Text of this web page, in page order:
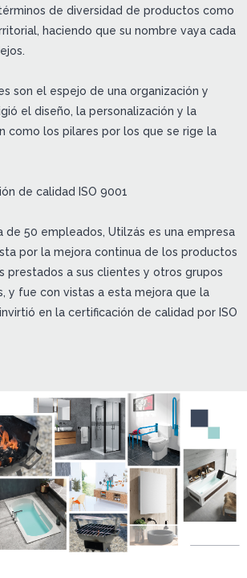
de diversidad de productos como
haciendo que su nombre vaya cada
son el espejo de una organización y
el diseño, la personalización y la
como los pilares por los que se rige la
de calidad ISO 9001
de 50 empleados, Utilzás es una empresa
por la mejora continua de los productos
prestados a sus clientes y otros grupos
y fue con vistas a esta mejora que la
en la certificación de calidad por ISO